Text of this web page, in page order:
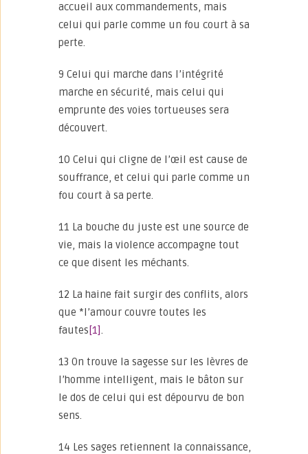
accueil aux commandements, mais
celui qui parle comme un fou court à sa
perte.
9 Celui qui marche dans l’intégrité
marche en sécurité, mais celui qui
emprunte des voies tortueuses sera
découvert.
10 Celui qui cligne de l’œil est cause de
souffrance, et celui qui parle comme un
fou court à sa perte.
11 La bouche du juste est une source de
vie, mais la violence accompagne tout
ce que disent les méchants.
12 La haine fait surgir des conflits, alors
que *l’amour couvre toutes les
fautes [1].
13 On trouve la sagesse sur les lèvres de
l’homme intelligent, mais le bâton sur
le dos de celui qui est dépourvu de bon
sens.
14 Les sages retiennent la connaissance,